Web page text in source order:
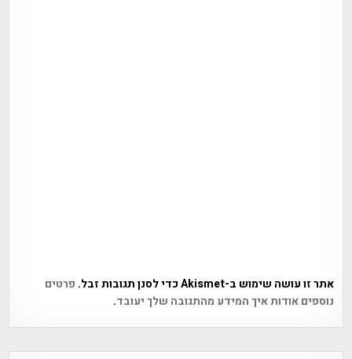
אתר זו עושה שימוש ב-Akismet כדי לסנן תגובות זבל.
פרטים
נוספים אודות איך המידע מהתגובה שלך יעובד.